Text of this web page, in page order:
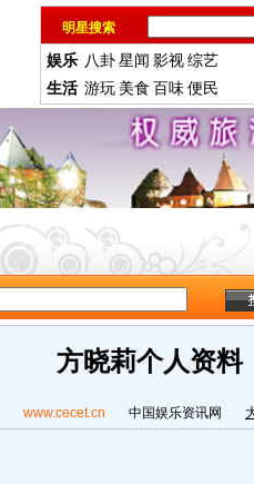
明星搜索
娱乐 八卦星闻 影视综艺
生活 游玩 美食 百味便民
方晓莉个人资料
www.cecet.cn 中国娱乐资讯网